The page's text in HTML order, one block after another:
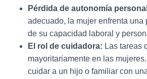
Pérdida de autonomía
adecuado, la mujer enfrenta una
de su capacidad laboral y
El rol de cuidadora: Las tareas
mayoritariamente en las
cuidar a un hijo o familiar con